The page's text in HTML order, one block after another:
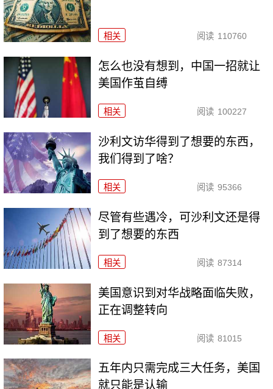
相关 阅读 110760
怎么也没有想到，中国一招就让
美国作茧自缚
相关 阅读 100227
沙利文访华得到了想要的东西，
我们得到了啥？
相关 阅读 95366
尽管有些遇冷，可沙利文还是得
到了想要的东西
相关 阅读 87314
美国意识到对华战略面临失败，
正在调整转向
相关 阅读 81015
五年内只需完成三大任务，美国
就只能是认输